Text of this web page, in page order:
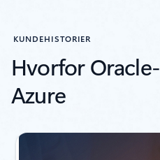
KUNDEHISTORIER
Hvorfor
Azure